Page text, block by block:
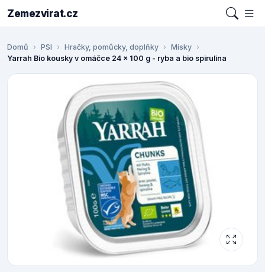
Zemezvirat.cz
Domů PSI Hračky, pomůcky, doplňky
Misky
Yarrah Bio kousky v omáčce 24 x 100 g - ryba a bio spirulina